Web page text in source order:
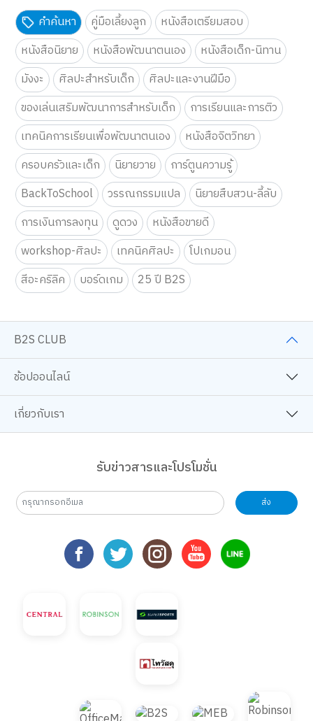
คำค้นหา คู่มือเลี้ยงลูก
หนังสือเตรียมสอบ
หนังสือนิยาย
หนังสือพัฒนาตนเอง
หนังสือเด็ก-นิทาน
มังงะ
ศิลปะสำหรับเด็ก
ศิลปะและงานฝีมือ
ของเล่นเสริมพัฒนาการสำหรับเด็ก
การเรียนและการติว
เทคนิคการเรียนเพื่อพัฒนาตนเอง
หนังสือจิตวิทยา
ครอบครัวและเด็ก
นิยายวาย
การ์ตูนความรู้
BackToSchool
วรรณกรรมแปล
นิยายสืบสวน-ลี้ลับ
การเงินการลงทุน
ดูดวง
หนังสือขายดี
workshop-ศิลปะ
เทคนิคศิลปะ
โปเกมอน
สีอะคริลิค
บอร์ดเกม 25 ปี B2S
B2S CLUB
ช้อปออนไลน์
เกี่ยวกับเรา
รับข่าวสารและโปรโมชั่น
ส่ง